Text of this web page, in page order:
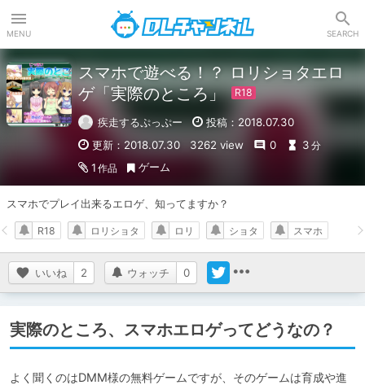
MENU SEARCH
スマホで遊べる！？ ロリショタエロ
ゲ「実際のところ」
疾走するぷっぷー
投稿：2018.07.30
更新：2018.07.30
3262 view 0 3 分
1 作品 ゲーム
スマホでプレイ出来るエロゲ、知ってますか？
いいね 2 ウォッチ 0
R18 ロリショタ ロリ ショタ スマホ
実際のところ、スマホエロゲってどうなの？
よく聞くのはDMM様の無料ゲームですが、そのゲームは育成や進